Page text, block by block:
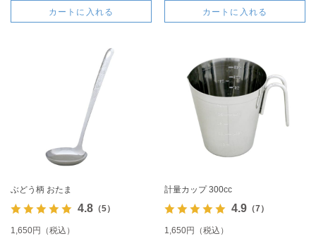
カートに入れる カートに入れる
ぶどう柄 おたま
4.8（5）
1,650円（税込）
計量カップ 300cc
4.9（7）
1,650円（税込）